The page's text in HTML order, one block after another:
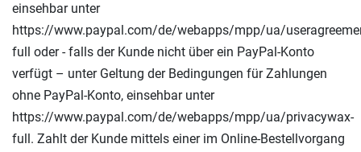
einsehbar unter
https://www.paypal.com/de/webapps/mpp/ua/
full oder - falls der Kunde nicht über ein PayPal-Konto
verfügt – unter Geltung der Bedingungen für Zahlungen
ohne PayPal-Konto, einsehbar unter
https://www.paypal.com/de/webapps/mpp/ua/privacywax-
full. Zahlt der Kunde mittels einer im Online-Bestellvorgang